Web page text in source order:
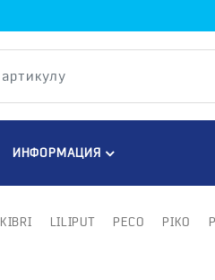
ИНФОРМАЦИЯ
KIBRI LILIPUT PECO PIKO